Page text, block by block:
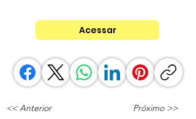
Acessar
<< Anterior Próximo >>